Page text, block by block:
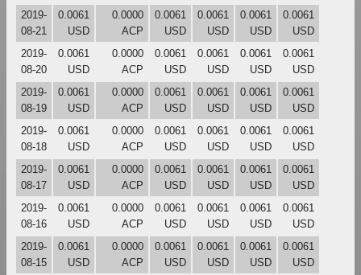
2019-
08-21
0.0061
USD
0.0000
ACP
0.0061
USD
0.0061
USD
0.0061
USD
0.0061
USD
2019-
08-20
0.0061
USD
0.0000
ACP
0.0061
USD
0.0061
USD
0.0061
USD
0.0061
USD
2019-
08-19
0.0061
USD
0.0000
ACP
0.0061
USD
0.0061
USD
0.0061
USD
0.0061
USD
2019-
08-18
0.0061
USD
0.0000
ACP
0.0061
USD
0.0061
USD
0.0061
USD
0.0061
USD
2019-
08-17
0.0061
USD
0.0000
ACP
0.0061
USD
0.0061
USD
0.0061
USD
0.0061
USD
2019-
08-16
0.0061
USD
0.0000
ACP
0.0061
USD
0.0061
USD
0.0061
USD
0.0061
USD
2019-
08-15
0.0061
USD
0.0000
ACP
0.0061
USD
0.0061
USD
0.0061
USD
0.0061
USD